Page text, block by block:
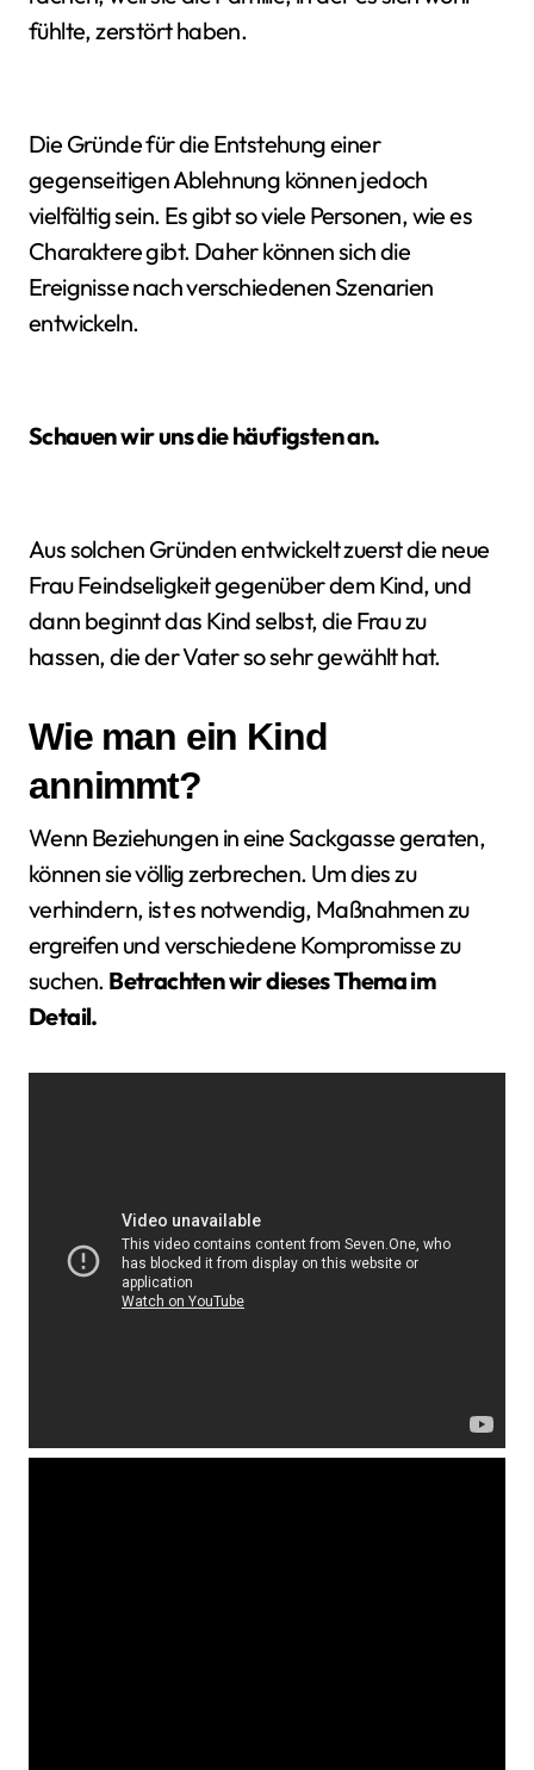
fühlte, zerstört haben.
Die Gründe für die Entstehung einer
gegenseitigen Ablehnung können jedoch
vielfältig sein. Es gibt so viele Personen, wie es
Charaktere gibt. Daher können sich die
Ereignisse nach verschiedenen Szenarien
entwickeln.
Schauen wir uns die häufigsten an.
Aus solchen Gründen entwickelt zuerst die neue
Frau Feindseligkeit gegenüber dem Kind, und
dann beginnt das Kind selbst, die Frau zu
hassen, die der Vater so sehr gewählt hat.
Wie man ein Kind
annimmt?
Wenn Beziehungen in eine Sackgasse geraten,
können sie völlig zerbrechen. Um dies zu
verhindern, ist es notwendig, Maßnahmen zu
ergreifen und verschiedene Kompromisse zu
suchen. Betrachten wir dieses Thema im
Detail.